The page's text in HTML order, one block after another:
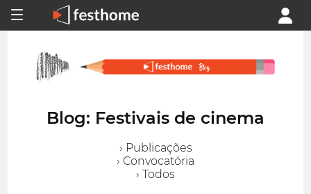
Blog: Festivais de cinema
› Publicações
› Convocatória
› Todos